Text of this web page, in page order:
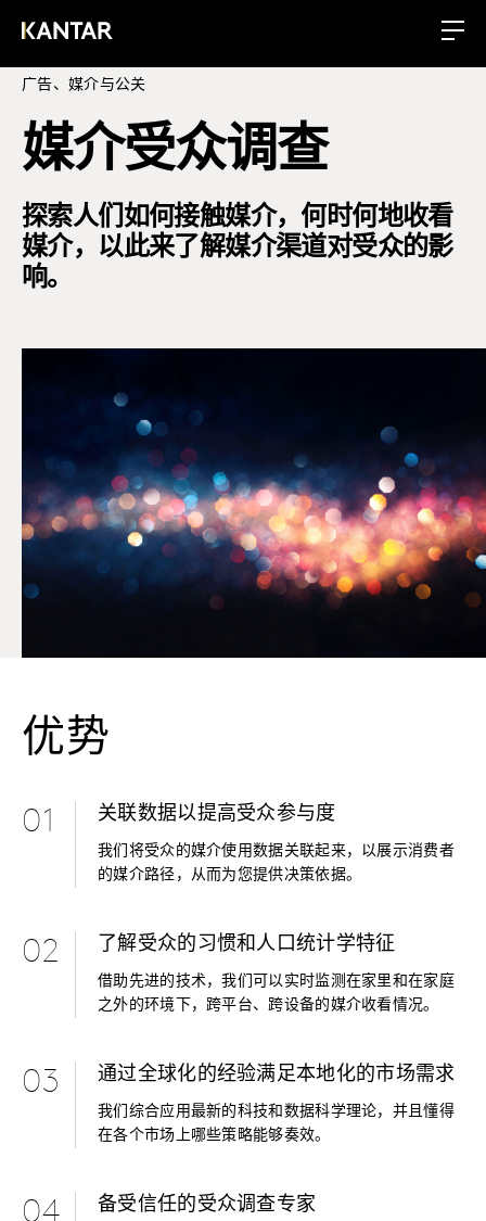
广告、媒介与公关
媒介受众调查
探索人们如何接触媒介，何时何地收看
媒介，以此来了解媒介渠道对受众的影
响。
优势
01 关联数据以提高受众参与度
我们将受众的媒介使用数据关联起来，以展示消费者
的媒介路径，从而为您提供决策依据。
02 了解受众的习惯和人口统计学特征
借助先进的技术，我们可以实时监测在家里和在家庭
之外的环境下，跨平台、跨设备的媒介收看情况。
03 通过全球化的经验满足本地化的市场需求
我们综合应用最新的科技和数据科学理论，并且懂得
在各个市场上哪些策略能够奏效。
04 备受信任的受众调查专家